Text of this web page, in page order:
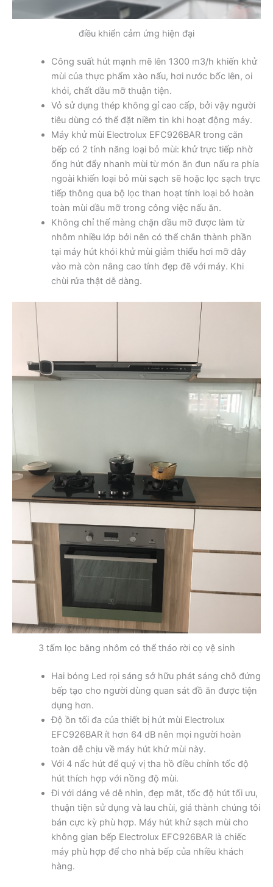
điều khiển cảm ứng hiện đại
Công suất hút mạnh mẽ lên 1300 m3/h khiến khử
mùi của thực phẩm xào nấu, hơi nước bốc lên, oi
khói, chất dầu mỡ thuận tiện.
Vỏ sử dụng thép không gỉ cao cấp, bởi vậy người
tiêu dùng có thể đặt niềm tin khi hoạt động máy.
Máy khử mùi Electrolux EFC926BAR trong căn
bếp có 2 tính năng loại bỏ mùi: khử trực tiếp nhờ
ống hút đẩy nhanh mùi từ món ăn đun nấu ra phía
ngoài khiến loại bỏ mùi sạch sẽ hoặc lọc sạch trực
tiếp thông qua bộ lọc than hoạt tính loại bỏ hoàn
toàn mùi dầu mỡ trong công việc nấu ăn.
Không chỉ thế màng chặn dầu mỡ được làm từ
nhôm nhiều lớp bởi nên có thể chắn thành phần
tại máy hút khói khử mùi giảm thiểu hơi mỡ dây
vào mà còn nâng cao tính đẹp đẽ với máy. Khi
chùi rửa thật dễ dàng.
3 tấm lọc bằng nhôm có thể tháo rời cọ vệ sinh
Hai bóng Led rọi sáng sở hữu phát sáng chỗ đứng
bếp tạo cho người dùng quan sát đồ ăn được tiện
dụng hơn.
Độ ồn tối đa của thiết bị hút mùi Electrolux
EFC926BAR ít hơn 64 dB nên mọi người hoàn
toàn dễ chịu về máy hút khử mùi này.
Với 4 nấc hút để quý vị tha hồ điều chỉnh tốc độ
hút thích hợp với nồng độ mùi.
Đi với dáng vẻ dễ nhìn, đẹp mắt, tốc độ hút tối ưu,
thuận tiện sử dụng và lau chùi, giá thành chúng tôi
bán cực kỳ phù hợp. Máy hút khử sạch mùi cho
không gian bếp Electrolux EFC926BAR là chiếc
máy phù hợp để cho nhà bếp của nhiều khách
hàng.